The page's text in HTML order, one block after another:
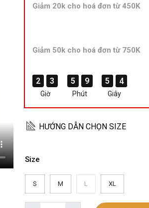
HƯỚNG DẪN CHỌN SIZE
S M L XL
Giảm 20k cho hoá đơn từ 450K
Giảm 50k cho hoá đơn từ 750K
2
2
2
2 3
3
3
3 5
5
5
5 9
9
9
9 5
5
5
5 4
3
4
3
Giờ Phút Giây
Size